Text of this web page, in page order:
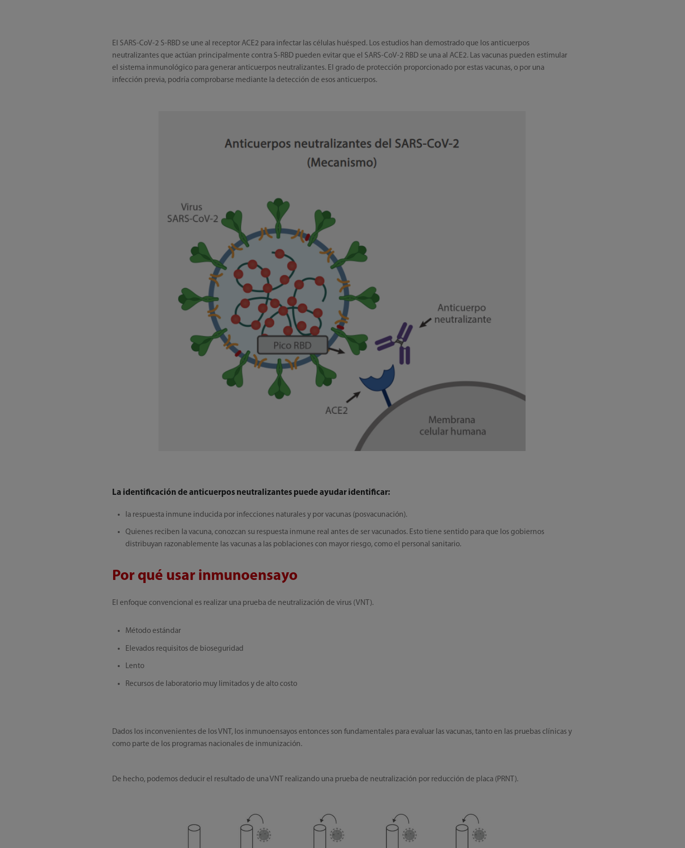
El SARS-CoV-2 S-RBD se une al receptor ACE2 para infectar las células huésped. Los estudios han demostrado que los anticuerpos
neutralizantes que actúan principalmente contra S-RBD pueden evitar que el SARS-CoV-2 RBD se una al ACE2. Las vacunas pueden estimular
el sistema inmunológico para generar anticuerpos neutralizantes. El grado de protección proporcionado por estas vacunas, o por una
infección previa, podría comprobarse mediante la detección de esos anticuerpos.
La identificación de anticuerpos neutralizantes puede ayudar identificar:
la respuesta inmune inducida por infecciones naturales y por vacunas (posvacunación).
Quienes reciben la vacuna, conozcan su respuesta inmune real antes de ser vacunados. Esto tiene sentido para que los gobiernos
distribuyan razonablemente las vacunas a las poblaciones con mayor riesgo, como el personal sanitario.
Por qué usar inmunoensayo
El enfoque convencional es realizar una prueba de neutralización de virus (VNT).
Método estándar
Elevados requisitos de bioseguridad
Lento
Recursos de laboratorio muy limitados y de alto costo
Dados los inconvenientes de los VNT, los inmunoensayos entonces son fundamentales para evaluar las vacunas, tanto en las pruebas clínicas y
como parte de los programas nacionales de inmunización.
De hecho, podemos deducir el resultado de una VNT realizando una prueba de neutralización por reducción de placa (PRNT).